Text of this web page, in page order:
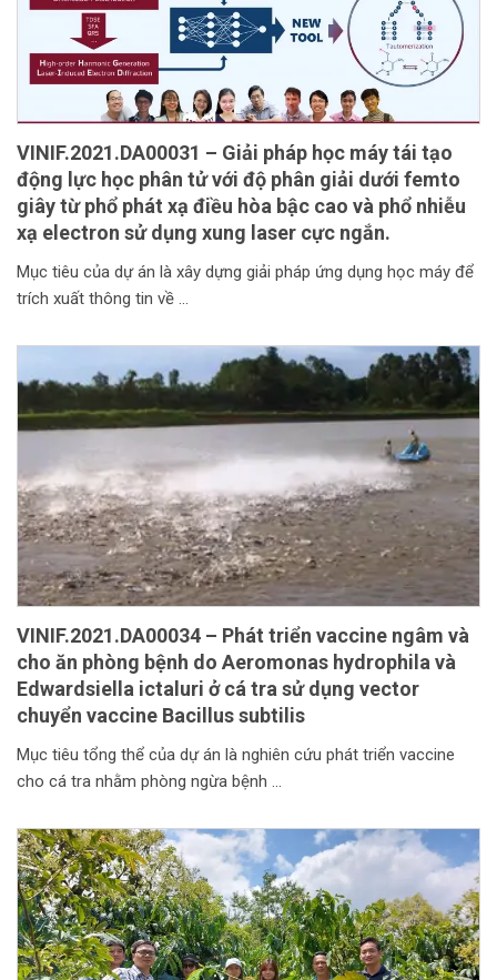
VINIF.2021.DA00031 – Giải pháp học máy tái tạo
động lực học phân tử với độ phân giải dưới femto
giây từ phổ phát xạ điều hòa bậc cao và phổ nhiễu
xạ electron sử dụng xung laser cực ngắn.
Mục tiêu của dự án là xây dựng giải pháp ứng dụng học máy để
trích xuất thông tin về
VINIF.2021.DA00034 – Phát triển vaccine ngâm và
cho ăn phòng bệnh do Aeromonas hydrophila và
Edwardsiella ictaluri ở cá tra sử dụng vector
chuyển vaccine Bacillus subtilis
Mục tiêu tổng thể của dự án là nghiên cứu phát triển vaccine
cho cá tra nhằm phòng ngừa bệnh